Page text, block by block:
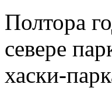
Полтора
севере
хаски-